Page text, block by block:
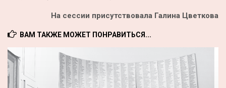
На сессии присутствовала Галина Цветкова
ВАМ ТАКЖЕ МОЖЕТ ПОНРАВИТЬСЯ...